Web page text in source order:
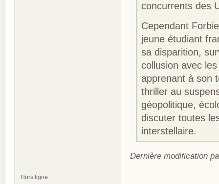
concurrents des
Cependant
jeune étudiant
sa disparition,
collusion avec
apprenant à son
thriller au
géopolitique,
discuter toutes
interstellaire.
Dernière modification
Hors ligne